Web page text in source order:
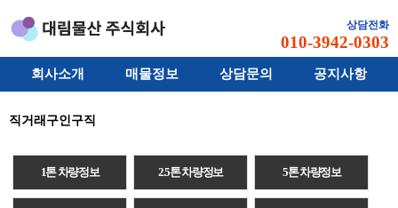
상담전화
010-3942-0303
회사소개 매물정보 상담문의 공지사항
직거래구인구직
1톤 차량정보 2.5톤 차량정보 5톤 차량정보